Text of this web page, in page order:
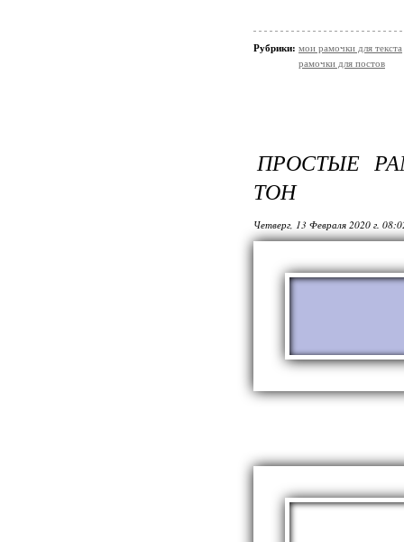
Рубрики: мои рамочки для текста
рамочки для постов
ПРОСТЫЕ
ТОН
Четверг, 13 Февраля 2020 г.